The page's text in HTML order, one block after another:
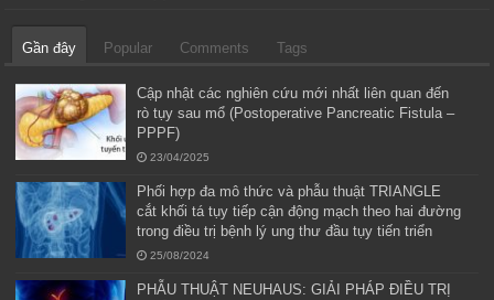
Gần đây Popular Comments Tags
Cập nhật các nghiên cứu mới nhất liên quan đến
rò tụy sau mổ (Postoperative Pancreatic Fistula –
PPPF)
23/04/2025
Phối hợp đa mô thức và phẫu thuật TRIANGLE
cắt khối tá tụy tiếp cận động mạch theo hai đường
trong điều trị bệnh lý ung thư đầu tụy tiến triển
25/08/2024
PHẪU THUẬT NEUHAUS: GIẢI PHÁP ĐIỀU TRỊ